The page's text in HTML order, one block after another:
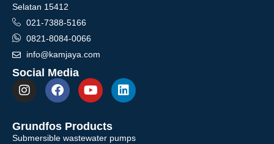
Selatan 15412
021-7388-5166
0821-8084-0066
info@kamjaya.com
Social Media
Grundfos Products
Submersible wastewater pumps